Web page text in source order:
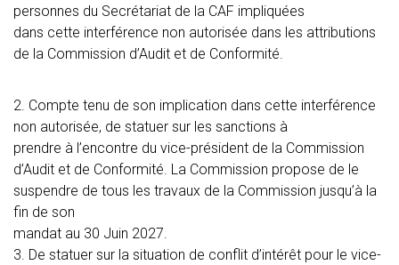
personnes du Secrétariat de la CAF impliquées
dans cette interférence non autorisée dans les attributions
de la Commission d’Audit et de Conformité.
2. Compte tenu de son implication dans cette interférence
non autorisée, de statuer sur les sanctions à
prendre à l’encontre du vice-président de la Commission
d’Audit et de Conformité. La Commission propose de le
suspendre de tous les travaux de la Commission jusqu’à la
fin de son
mandat au 30 Juin 2027.
3. De statuer sur la situation de conflit d’intérêt pour le vice-